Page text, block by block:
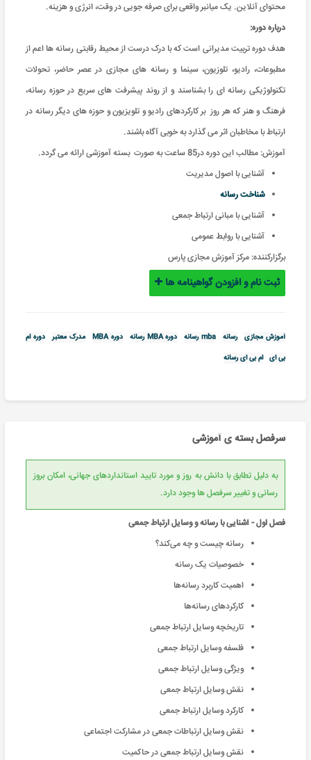
محتوای آنلاین. یک میانبر واقعی برای صرفه جویی در وقت، انرژی و هزینه.
درباره دوره:
هدف دوره تربیت مدیرانی است که با درک درست از محیط رقابتی رسانه ها اعم از
مطبوعات، رادیو، تلوزیون، سینما و رسانه های مجازی در عصر حاضر، تحولات
تکنولوژیکی رسانه ای را بشناسند و از روند پیشرفت های سریع در حوزه رسانه،
فرهنگ و هنر که هر روز بر کارکردهای رادیو و تلویزیون و حوزه های دیگر رسانه در
ارتباط با مخاطبان اثر می گذارد به خوبی آگاه باشند.
آموزش: مطالب این دوره در85 ساعت به صورت بسته آموزشی ارائه می گردد
.
آشنایی با اصول مدیریت
شناخت رسانه
آشنایی با مبانی ارتباط جمعی
آشنایی با روابط عمومی
برگزارکننده: مرکز آموزش مجازی پارس
ثبت نام و افزودن گواهینامه ها
آموزش مجازی رسانه mba رسانه دوره MBA رسانه دوره MBA مدرک معتبر
دوره ام
بی ای ام بی ای رسانه
سرفصل بسته ی آموزشی
به دلیل تطابق با دانش به روز و مورد تایید استانداردهای جهانی، امکان بروز
رسانی و تغییر سرفصل ها وجود دارد.
فصل اول - آشنایی با رسانه و وسایل ارتباط جمعی
رسانه چیست و چه می‌کند؟
ﺧﺼﻮﺻﯿﺎت ﯾﮏ رﺳﺎﻧﻪ
اﻫﻤﯿﺖ ﮐﺎرﺑﺮد رﺳﺎﻧﻪ‌ﻫﺎ
کارکرد‌های رسانه‌ها
تاریخچه وسایل ارتباط جمعی
فلسفه وسایل ارتباط جمعی
ویژگی وسایل ارتباط جمعی
نقش وسایل ارتباط جمعی
کارکرد وسایل ارتباط جمعی
نقش وسایل ارتباطات جمعی در مشارکت اجتماعی
نقش وسایل ارتباط جمعی در حاکمیت